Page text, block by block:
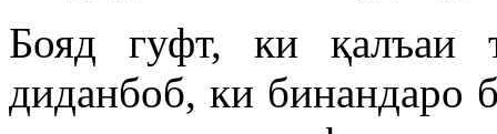
Бояд гуфт, ки қалъаи
диданбоб, ки бинандаро